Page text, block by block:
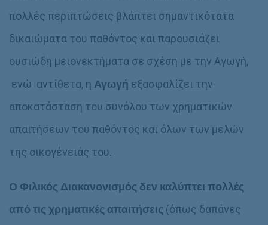
πολλές περιπτώσεις βλάπτει σημαντικότατα
δικαιώματα του παθόντος και παρουσιάζει
ουσιώδη μειονεκτήματα σε σχέση με την Αγωγή,
ενώ αντίθετα, η Αγωγή εξασφαλίζει την
αποκατάσταση του συνόλου των χρηματικών
απαιτήσεων του παθόντος και όλων των μελών
της οικογένειάς του.
Ο Φιλικός Διακανονισμός δεν καλύπτει πολλές
από τις χρηματικές απαιτήσεις (όπως δαπάνες